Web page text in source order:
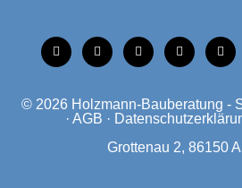
tiktok instagramfacebooklinkedinxing
© 2026 Holzmann-Bauberatung -
· AGB ·
Grottenau 2, 86150